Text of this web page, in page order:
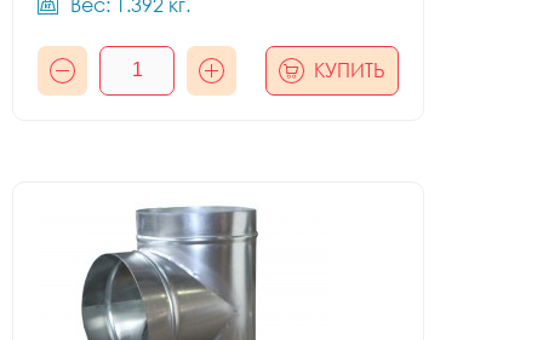
КУПИТЬ